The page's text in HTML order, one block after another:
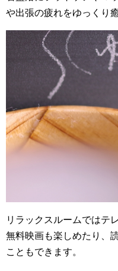
や出張の疲れをゆっくり
リラックスルームではテ
無料映画も楽しめたり、
こともできます。